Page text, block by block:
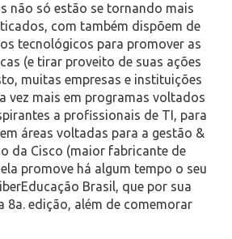
não só estão se tornando mais
com também dispõem de
tecnológicos para promover as
(e tirar proveito de suas ações
muitas empresas e instituições
vez mais em programas voltados
a profissionais de TI, para
áreas voltadas para a gestão &
da Cisco (maior fabricante de
promove há algum tempo o seu
Brasil, que por sua
8a. edição, além de comemorar